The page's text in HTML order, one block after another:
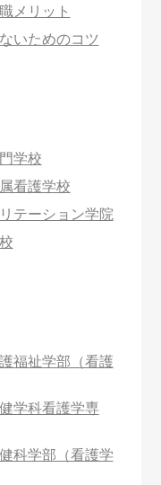
メリット
いためのコツ
学校
看護学校
テーション学院
福祉学部（看護
学科看護学専
科学部（看護学